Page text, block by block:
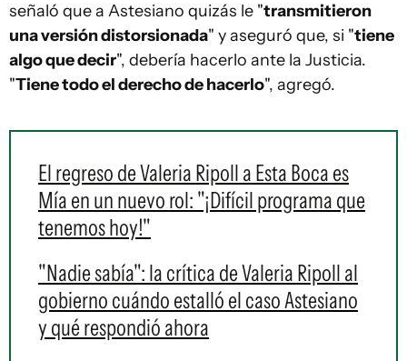
señaló que a Astesiano quizás le "transmitieron
una versión distorsionada" y aseguró que, si "tiene
algo que decir", debería hacerlo ante la Justicia.
"Tiene todo el derecho de hacerlo", agregó.
El regreso de Valeria Ripoll a Esta Boca es
Mía en un nuevo rol: "¡Difícil programa que
tenemos hoy!"
"Nadie sabía": la crítica de Valeria Ripoll al
gobierno cuándo estalló el caso Astesiano
y qué respondió ahora